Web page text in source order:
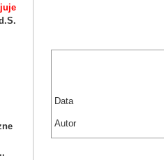
Data
Autor